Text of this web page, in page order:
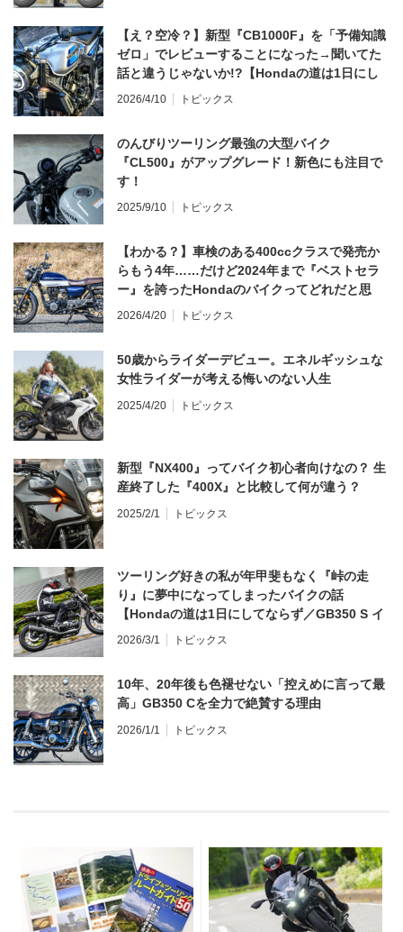
【え？空冷？】新型『CB1000F』を「予備知識
ゼロ」でレビューすることになった→聞いてた
話と違うじゃないか!?【Hondaの道は1日にし
てならず／CB1000F ①第一印象 編】
2026/4/10 トピックス
のんびりツーリング最強の大型バイク
『CL500』がアップグレード！新色にも注目で
す！
2025/9/10 トピックス
【わかる？】車検のある400ccクラスで発売か
らもう4年……だけど2024年まで『ベストセラ
ー』を誇ったHondaのバイクってどれだと思
う？
2026/4/20 トピックス
50歳からライダーデビュー。エネルギッシュな
女性ライダーが考える悔いのない人生
2025/4/20 トピックス
新型『NX400』ってバイク初心者向けなの？ 生
産終了した『400X』と比較して何が違う？
2025/2/1 トピックス
ツーリング好きの私が年甲斐もなく『峠の走
り』に夢中になってしまったバイクの話
【Hondaの道は1日にしてならず／GB350 S イ
ンプレ・レビュー 前編】
2026/3/1 トピックス
10年、20年後も色褪せない「控えめに言って最
高」GB350 Cを全力で絶賛する理由
2026/1/1 トピックス